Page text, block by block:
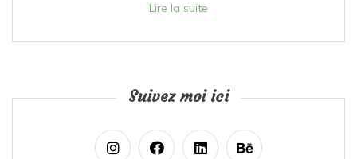
Lire la suite
Suivez moi ici